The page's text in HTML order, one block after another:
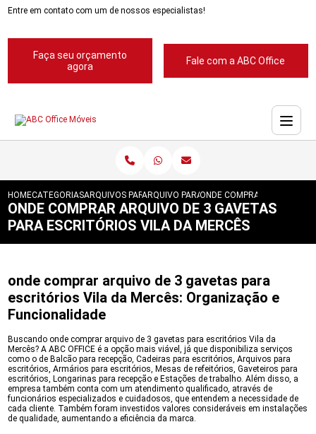
Entre em contato com um de nossos especialistas!
Faça seu orçamento
agora
Fale com a ABC Office
HOMECATEGORIASARQUIVOS PARA ESCRITORIOS
ARQUIVO PARA ESCRITORIO
ONDE COMPRAR ARQUIVO
ONDE COMPRAR ARQUIVO DE 3 GAVETAS
PARA ESCRITÓRIOS VILA DA MERCÊS
onde comprar arquivo de 3 gavetas para
escritórios Vila da Mercês: Organização e
Funcionalidade
Buscando onde comprar arquivo de 3 gavetas para escritórios Vila da
Mercês? A ABC OFFICE é a opção mais viável, já que disponibiliza serviços
como o de Balcão para recepção, Cadeiras para escritórios, Arquivos para
escritórios, Armários para escritórios, Mesas de refeitórios, Gaveteiros para
escritórios, Longarinas para recepção e Estações de trabalho. Além disso, a
empresa também conta com um atendimento qualificado, através de
funcionários especializados e cuidadosos, que entendem a necessidade de
cada cliente. Também foram investidos valores consideráveis em instalações
de qualidade, aumentando a eficiência da marca.